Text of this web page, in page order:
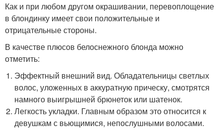
Как и при любом другом окрашивании, перевоплощение
в блондинку имеет свои положительные и
отрицательные стороны.
В качестве плюсов белоснежного блонда можно
отметить:
Эффектный внешний вид. Обладательницы светлых
волос, уложенных в аккуратную прическу, смотрятся
намного выигрышней брюнеток или шатенок.
Легкость укладки. Главным образом это относится к
девушкам с вьющимися, непослушными волосами.